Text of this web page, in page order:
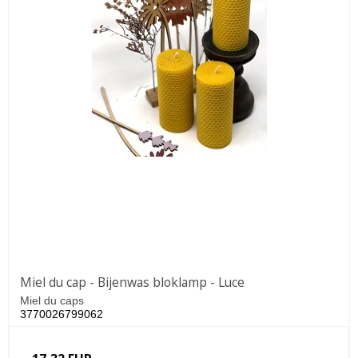
Miel du cap - Bijenwas bloklamp - Luce
Miel du caps
3770026799062